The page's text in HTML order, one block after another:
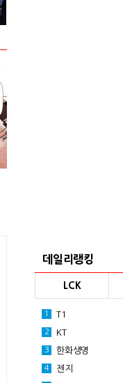
데일리랭킹
LCK
1 T1
2 KT
3 한화생명
4 젠지